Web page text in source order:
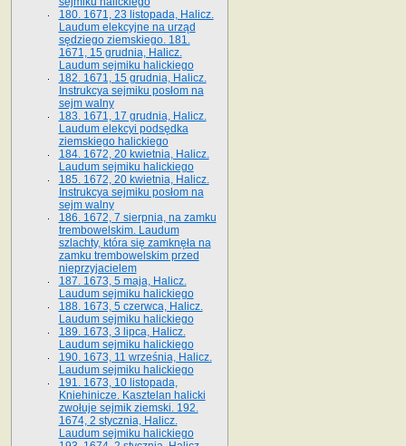
180. 1671, 23 listopada, Halicz.
Laudum elekcyjne na urząd
sędziego ziemskiego. 181.
1671, 15 grudnia, Halicz.
Laudum sejmiku halickiego
182. 1671, 15 grudnia, Halicz.
Instrukcya sejmiku posłom na
sejm walny
183. 1671, 17 grudnia, Halicz.
Laudum elekcyi podsędka
ziemskiego halickiego
184. 1672, 20 kwietnia, Halicz.
Laudum sejmiku halickiego
185. 1672, 20 kwietnia, Halicz.
Instrukcya sejmiku posłom na
sejm walny
186. 1672, 7 sierpnia, na zamku
trembowelskim. Laudum
szlachty, która się zamknęła na
zamku trembowelskim przed
nieprzyjacielem
187. 1673, 5 maja, Halicz.
Laudum sejmiku halickiego
188. 1673, 5 czerwca, Halicz.
Laudum sejmiku halickiego
189. 1673, 3 lipca, Halicz.
Laudum sejmiku halickiego
190. 1673, 11 września, Halicz.
Laudum sejmiku halickiego
191. 1673, 10 listopada,
Kniehinicze. Kasztelan halicki
zwołuje sejmik ziemski. 192.
1674, 2 stycznia, Halicz.
Laudum sejmiku halickiego